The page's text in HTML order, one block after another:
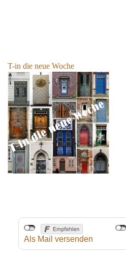
T-in die neue Woche
Als Mail versenden